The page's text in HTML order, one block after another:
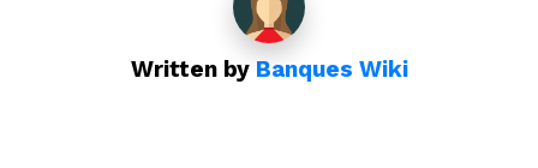
Written by Banques Wiki